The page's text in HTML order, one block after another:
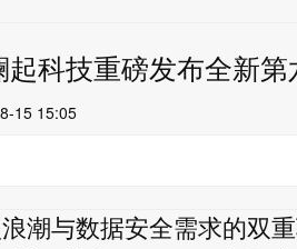
科技重磅发布全新
15 15:05
潮与数据安全需求的双